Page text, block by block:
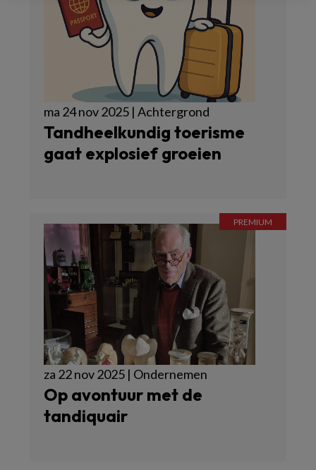
ma 24 nov 2025 | Achtergrond
Tandheelkundig toerisme
gaat explosief groeien
za 22 nov 2025 | Ondernemen
Op avontuur met de
tandiquair